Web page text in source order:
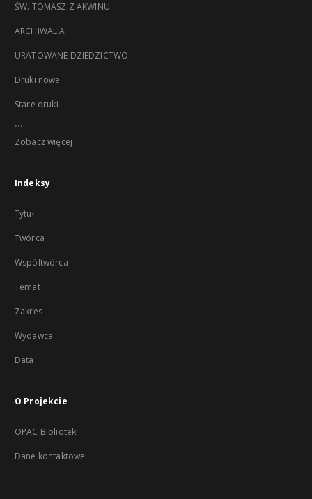
ŚW. TOMASZ Z AKWINU
ARCHIWALIA
URATOWANE DZIEDZICTWO
Druki nowe
Stare druki
...
Zobacz więcej
Indeksy
Tytuł
Twórca
Współtwórca
Temat
Zakres
Wydawca
Data
O Projekcie
OPAC Biblioteki
Dane kontaktowe